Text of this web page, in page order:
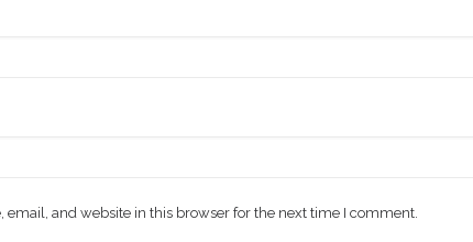
email, and website in this browser for the next time I comment.